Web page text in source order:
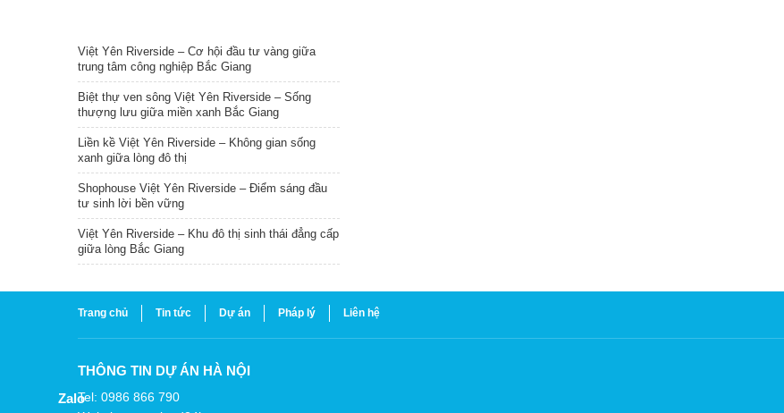
Việt Yên Riverside – Cơ hội đầu tư vàng giữa
trung tâm công nghiệp Bắc Giang
Biệt thự ven sông Việt Yên Riverside – Sống
thượng lưu giữa miền xanh Bắc Giang
Liền kề Việt Yên Riverside – Không gian sống
xanh giữa lòng đô thị
Shophouse Việt Yên Riverside – Điểm sáng đầu
tư sinh lời bền vững
Việt Yên Riverside – Khu đô thị sinh thái đẳng cấp
giữa lòng Bắc Giang
Trang chủ Tin tức Dự án Pháp lý Liên hệ
THÔNG TIN DỰ ÁN HÀ NỘI
Tel: 0986 866 790
Zalo